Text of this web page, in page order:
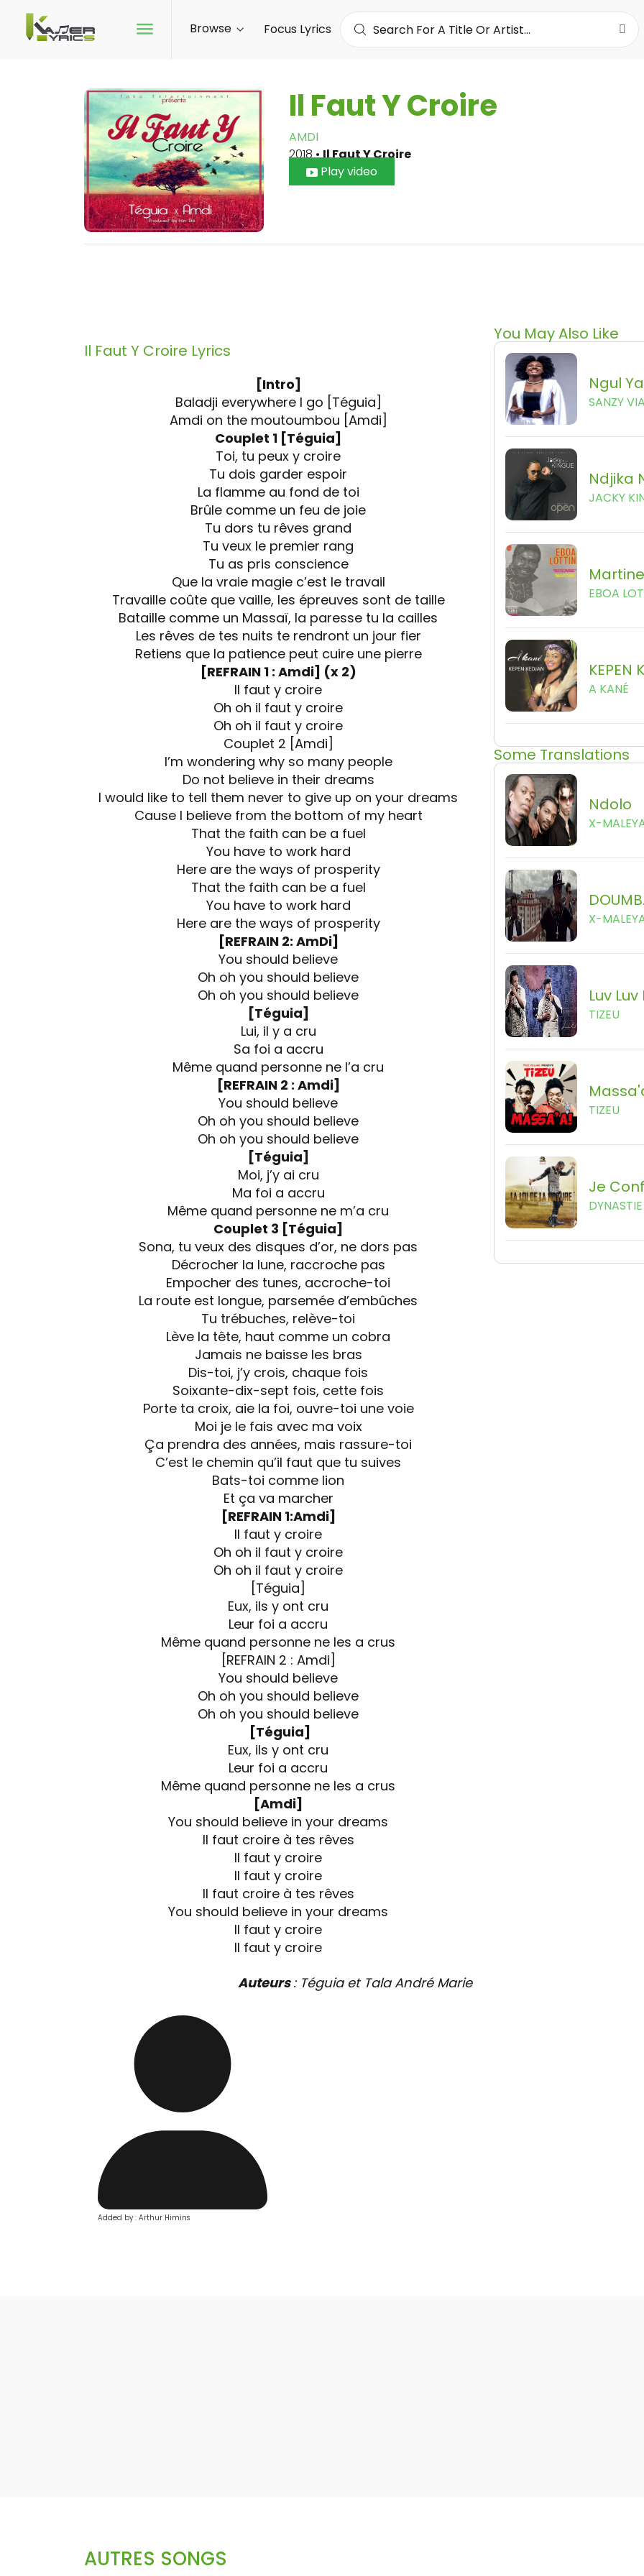
Browse Focus Lyrics
Il Faut Y Croire
AMDI
2018•Il Faut Y Croire
Play video
Il Faut Y Croire Lyrics
[Intro]
Baladji everywhere I go [Téguia]
Amdi on the moutoumbou [Amdi]
Couplet 1 [Téguia]
Toi, tu peux y croire
Tu dois garder espoir
La flamme au fond de toi
Brûle comme un feu de joie
Tu dors tu rêves grand
Tu veux le premier rang
Tu as pris conscience
Que la vraie magie c’est le travail
Travaille coûte que vaille, les épreuves sont de taille
Bataille comme un Massaï, la paresse tu la cailles
Les rêves de tes nuits te rendront un jour fier
Retiens que la patience peut cuire une pierre
[REFRAIN 1 : Amdi] (x 2)
Il faut y croire
Oh oh il faut y croire
Oh oh il faut y croire
Couplet 2 [Amdi]
I’m wondering why so many people
Do not believe in their dreams
I would like to tell them never to give up on your dreams
Cause I believe from the bottom of my heart
That the faith can be a fuel
You have to work hard
Here are the ways of prosperity
That the faith can be a fuel
You have to work hard
Here are the ways of prosperity
[REFRAIN 2: AmDi]
You should believe
Oh oh you should believe
Oh oh you should believe
[Téguia]
Lui, il y a cru
Sa foi a accru
Même quand personne ne l’a cru
[REFRAIN 2 : Amdi]
You should believe
Oh oh you should believe
Oh oh you should believe
[Téguia]
Moi, j’y ai cru
Ma foi a accru
Même quand personne ne m’a cru
Couplet 3 [Téguia]
Sona, tu veux des disques d’or, ne dors pas
Décrocher la lune, raccroche pas
Empocher des tunes, accroche-toi
La route est longue, parsemée d’embûches
Tu trébuches, relève-toi
Lève la tête, haut comme un cobra
Jamais ne baisse les bras
Dis-toi, j’y crois, chaque fois
Soixante-dix-sept fois, cette fois
Porte ta croix, aie la foi, ouvre-toi une voie
Moi je le fais avec ma voix
Ça prendra des années, mais rassure-toi
C’est le chemin qu’il faut que tu suives
Bats-toi comme lion
Et ça va marcher
[REFRAIN 1:Amdi]
Il faut y croire
Oh oh il faut y croire
Oh oh il faut y croire
[Téguia]
Eux, ils y ont cru
Leur foi a accru
Même quand personne ne les a crus
[REFRAIN 2 : Amdi]
You should believe
Oh oh you should believe
Oh oh you should believe
[Téguia]
Eux, ils y ont cru
Leur foi a accru
Même quand personne ne les a crus
[Amdi]
You should believe in your dreams
Il faut croire à tes rêves
Il faut y croire
Il faut y croire
Il faut croire à tes rêves
You should believe in your dreams
Il faut y croire
Il faut y croire
Auteurs: Téguia et Tala André Marie
Added by : Arthur Himins
You May Also Like
Ngul
SANZY
Ndjika
JACKY
Martine
EBOA
KEPEN
A KANÉ
Some Translations
Ndolo
X-
X-
Luv Luv
TIZEU
TIZEU
Je
AUTRES SONGS